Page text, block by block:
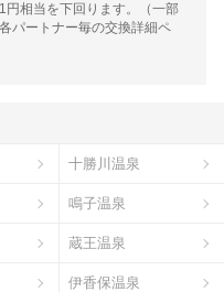
円相当を下回ります。（一部
パートナー毎の交換詳細ペ
十勝川温泉
鳴子温泉
蔵王温泉
伊香保温泉